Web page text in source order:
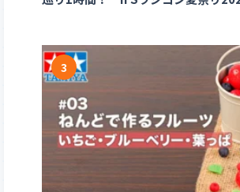
3